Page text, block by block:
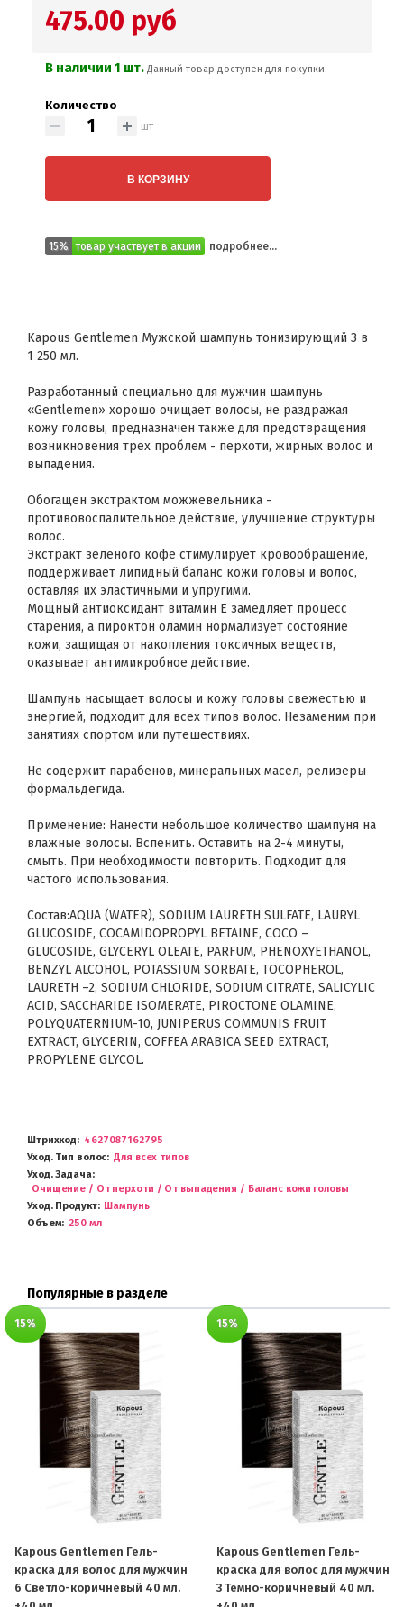
475.00 руб
В наличии 1 шт. Данный товар доступен для покупки.
Количество
шт
В КОРЗИНУ
15% товар участвует в акции подробнее...
Kapous Gentlemen Мужской шампунь тонизирующий 3 в
1 250 мл.
Разработанный специально для мужчин шампунь
«Gentlemen» хорошо очищает волосы, не раздражая
кожу головы, предназначен также для предотвращения
возникновения трех проблем - перхоти, жирных волос и
выпадения.
Обогащен экстрактом можжевельника -
противовоспалительное действие, улучшение структуры
волос.
Экстракт зеленого кофе стимулирует кровообращение,
поддерживает липидный баланс кожи головы и волос,
оставляя их эластичными и упругими.
Мощный антиоксидант витамин Е замедляет процесс
старения, а пироктон оламин нормализует состояние
кожи, защищая от накопления токсичных веществ,
оказывает антимикробное действие.
Шампунь насыщает волосы и кожу головы свежестью и
энергией, подходит для всех типов волос. Незаменим при
занятиях спортом или путешествиях.
Не содержит парабенов, минеральных масел, релизеры
формальдегида.
Применение: Нанести небольшое количество шампуня на
влажные волосы. Вспенить. Оставить на 2-4 минуты,
смыть. При необходимости повторить. Подходит для
частого использования.
Состав:AQUA (WATER), SODIUM LAURETH SULFATE, LAURYL
GLUCOSIDE, COCAMIDOPROPYL BETAINE, COCO –
GLUCOSIDE, GLYCERYL OLEATE, PARFUM, PHENOXYETHANOL,
BENZYL ALCOHOL, POTASSIUM SORBATE, TOCOPHEROL,
LAURETH –2, SODIUM CHLORIDE, SODIUM CITRATE, SALICYLIC
ACID, SACCHARIDE ISOMERATE, PIROCTONE OLAMINE,
POLYQUATERNIUM-10, JUNIPERUS COMMUNIS FRUIT
EXTRACT, GLYCERIN, COFFEA ARABICA SEED EXTRACT,
PROPYLENE GLYCOL.
Штрихкод
4627087162795
Уход. Тип волос
Для всех типов
Уход. Задача
Очищение / От перхоти / От выпадения / Баланс кожи головы
Уход. Продукт
Шампунь
Объем
250 мл
Популярные в разделе
15%
Kapous Gentlemen Гель-
краска для волос для мужчин
6 Светло-коричневый 40 мл.
15%
Kapous Gentlemen Гель-
краска для волос для мужчин
3 Темно-коричневый 40 мл.